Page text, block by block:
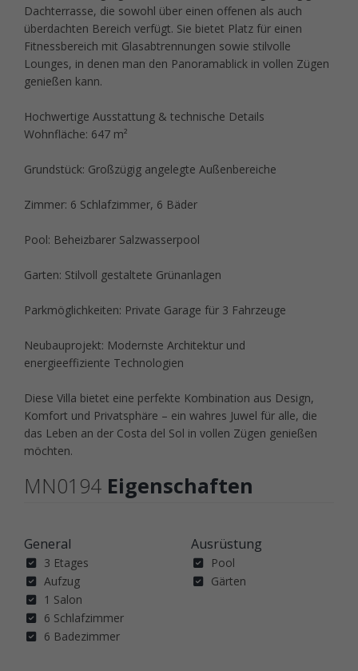
Dachterrasse, die sowohl über einen offenen als auch
überdachten Bereich verfügt. Sie bietet Platz für einen
Fitnessbereich mit Glasabtrennungen sowie stilvolle
Lounges, in denen man den Panoramablick in vollen Zügen
genießen kann.
Hochwertige Ausstattung & technische Details
Wohnfläche: 647 m²
Grundstück: Großzügig angelegte Außenbereiche
Zimmer: 6 Schlafzimmer, 6 Bäder
Pool: Beheizbarer Salzwasserpool
Garten: Stilvoll gestaltete Grünanlagen
Parkmöglichkeiten: Private Garage für 3 Fahrzeuge
Neubauprojekt: Modernste Architektur und
energieeffiziente Technologien
Diese Villa bietet eine perfekte Kombination aus Design,
Komfort und Privatsphäre – ein wahres Juwel für alle, die
das Leben an der Costa del Sol in vollen Zügen genießen
möchten.
MN0194 Eigenschaften
General
3 Etages
Aufzug
1 Salon
6 Schlafzimmer
6 Badezimmer
Ausrüstung
Pool
Gärten